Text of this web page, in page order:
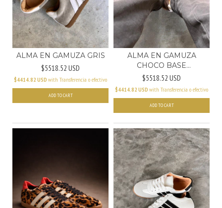
ALMA EN GAMUZA GRIS
$5518.52 USD
$4414.82 USD with Transferencia o efectivo
ADD TO CART
ALMA EN GAMUZA
CHOCO BASE
CARAMELO
$5518.52 USD
$4414.82 USD with Transferencia o efectivo
ADD TO CART